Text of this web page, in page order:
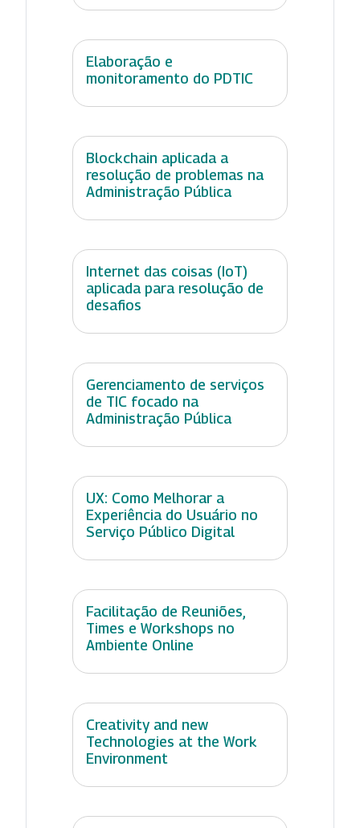
Elaboração e
monitoramento do PDTIC
Blockchain aplicada a
resolução de problemas na
Administração Pública
Internet das coisas (IoT)
aplicada para resolução de
desafios
Gerenciamento de serviços
de TIC focado na
Administração Pública
UX: Como Melhorar a
Experiência do Usuário no
Serviço Público Digital
Facilitação de Reuniões,
Times e Workshops no
Ambiente Online
Creativity and new
Technologies at the Work
Environment